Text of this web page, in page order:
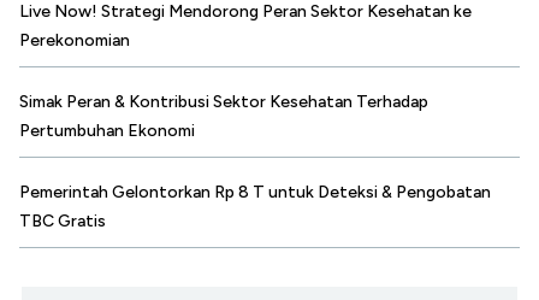
Live Now! Strategi Mendorong Peran Sektor Kesehatan ke
Perekonomian
Simak Peran & Kontribusi Sektor Kesehatan Terhadap
Pertumbuhan Ekonomi
Pemerintah Gelontorkan Rp 8 T untuk Deteksi & Pengobatan
TBC Gratis